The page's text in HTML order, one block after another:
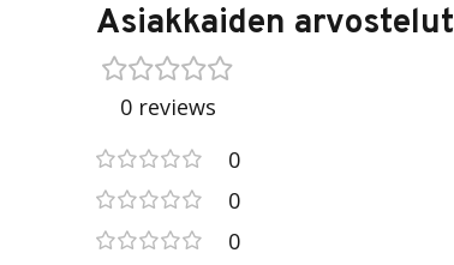
Asiakkaiden arvostelut
0 reviews
0
0
0